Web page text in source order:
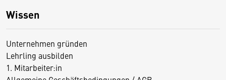
Wissen
Unternehmen gründen
Lehrling ausbilden
1. Mitarbeiter:in